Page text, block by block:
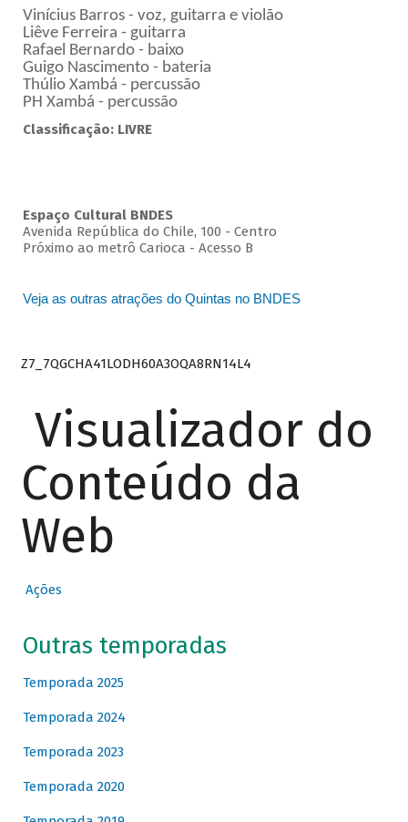
Vinícius Barros - voz, guitarra e violão
Liêve Ferreira - guitarra
Rafael Bernardo - baixo
Guigo Nascimento - bateria
Thúlio Xambá - percussão
PH Xambá - percussão
Classificação: LIVRE
Espaço Cultural BNDES
Avenida República do Chile, 100 - Centro
Próximo ao metrô Carioca - Acesso B
Veja as outras atrações do Quintas no BNDES
Z7_7QGCHA41LODH60A3OQA8RN14L4
Visualizador do
Conteúdo da
Web
Ações
Outras temporadas
Temporada 2025
Temporada 2024
Temporada 2023
Temporada 2020